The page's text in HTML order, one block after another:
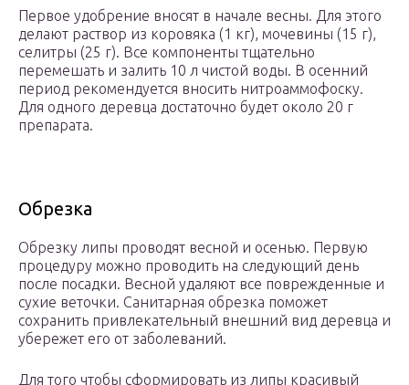
Первое удобрение вносят в начале весны. Для этого
делают раствор из коровяка (1 кг), мочевины (15 г),
селитры (25 г). Все компоненты тщательно
перемешать и залить 10 л чистой воды. В осенний
период рекомендуется вносить нитроаммофоску.
Для одного деревца достаточно будет около 20 г
препарата.
Обрезка
Обрезку липы проводят весной и осенью. Первую
процедуру можно проводить на следующий день
после посадки. Весной удаляют все поврежденные и
сухие веточки. Санитарная обрезка поможет
сохранить привлекательный внешний вид деревца и
убережет его от заболеваний.
Для того чтобы сформировать из липы красивый